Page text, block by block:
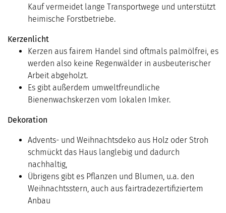
Kauf vermeidet lange Transportwege und unterstützt
heimische Forstbetriebe.
Kerzenlicht
Kerzen aus fairem Handel sind oftmals palmölfrei, es
werden also keine Regenwälder in ausbeuterischer
Arbeit abgeholzt.
Es gibt außerdem umweltfreundliche
Bienenwachskerzen vom lokalen Imker.
Dekoration
Advents- und Weihnachtsdeko aus Holz oder Stroh
schmückt das Haus langlebig und dadurch
nachhaltig,
Übrigens gibt es Pflanzen und Blumen, u.a. den
Weihnachtsstern, auch aus fairtradezertifiziertem
Anbau